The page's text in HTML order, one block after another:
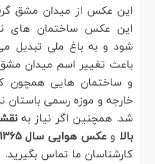
این عکس از میدان مشق
این عکس ساختمان های
شود و به باغ ملی تبدیل
باعث تغییر اسم میدان
و ساختمان هایی همچون
خارجه و موزه رسمی باستان
شد. همچنین اگر نیاز به
بالا وعکس هوایی سال 1365
کارشناسان ما تماس بگیرید.